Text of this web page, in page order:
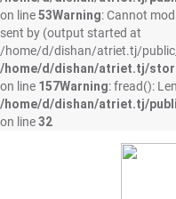
on line53Warning: Cannot
sent by (output started at
/home/d/dishan/atriet.tj/
/home/d/dishan/atriet.tj/
on line 157Warning: fread():
/home/d/dishan/atriet.tj/
on line32